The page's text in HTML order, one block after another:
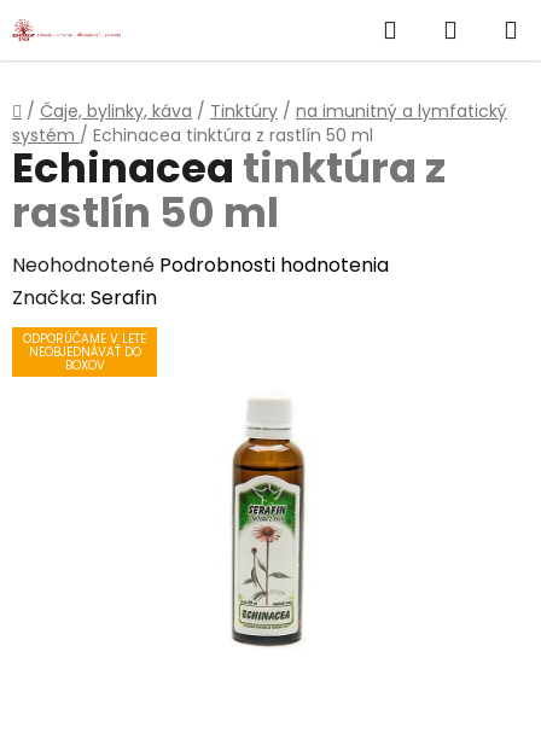
Prejsť
na
Hľadať
KOŠÍK
Domov
/ Čaje, bylinky, káva / Tinktúry / na imunitný a lymfatický
systém / Echinacea tinktúra z rastlín 50 ml
Echinacea tinktúra z
rastlín 50 ml
Priemerné
hodnotenie
produktu
Neohodnotené Podrobnosti hodnotenia
Značka: Serafin
ODPORÚČAME V LETE
NEOBJEDNÁVAŤ DO
BOXOV